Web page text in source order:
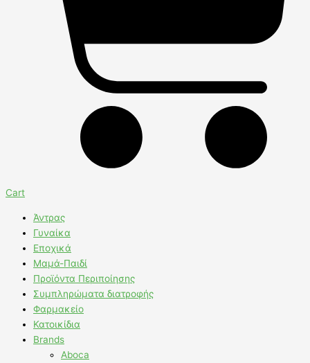
Cart
Άντρας
Γυναίκα
Εποχικά
Μαμά-Παιδί
Προϊόντα Περιποίησης
Συμπληρώματα διατροφής
Φαρμακείο
Κατοικίδια
Brands
Aboca